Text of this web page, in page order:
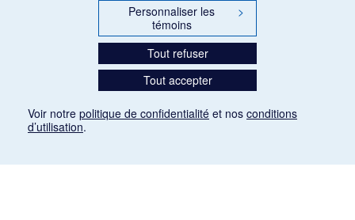
Personnaliser les
témoins
>
Tout refuser
Tout accepter
Voir notre politique de confidentialité et nos conditions
d’utilisation.